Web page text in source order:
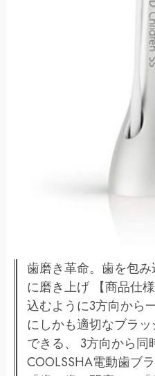
歯磨き革命。歯を包
に磨き上げ 【商品仕
込むように3方向から
にしかも適切なブラ
できる、 3方向から同
COOLSSHA電動歯ブ